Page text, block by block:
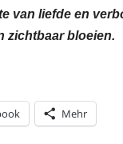
van liefde en
zichtbaar bloeien.
Mehr